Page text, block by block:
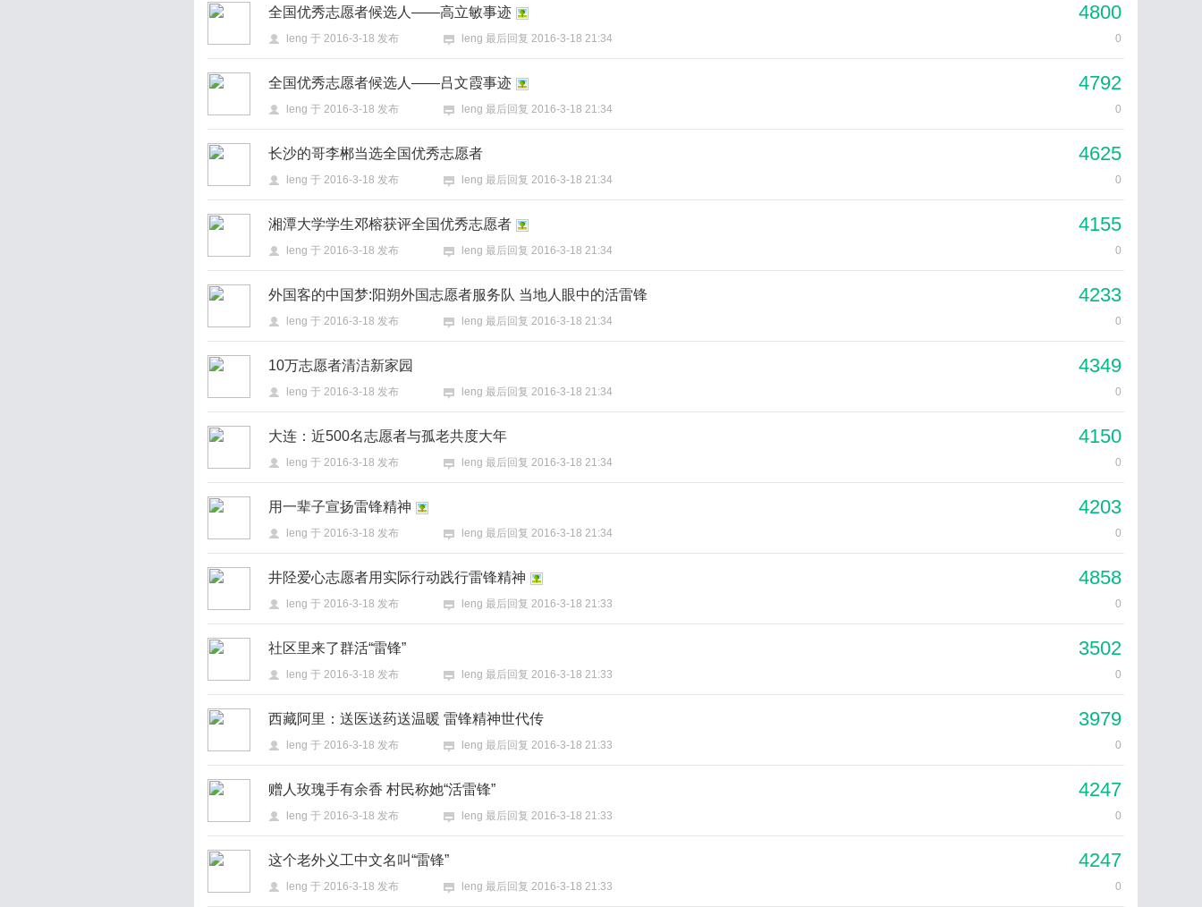
4800
全国优秀志愿者候选人——高立敏事迹
0
leng 于 2016-3-18 发布 leng 最后回复 2016-3-18 21:34
4792
全国优秀志愿者候选人——吕文霞事迹
0
leng 于 2016-3-18 发布 leng 最后回复 2016-3-18 21:34
4625
长沙的哥李郴当选全国优秀志愿者
0
leng 于 2016-3-18 发布 leng 最后回复 2016-3-18 21:34
4155
湘潭大学学生邓榕获评全国优秀志愿者
0
leng 于 2016-3-18 发布 leng 最后回复 2016-3-18 21:34
4233
外国客的中国梦:阳朔外国志愿者服务队 当地人眼中的活雷锋
0
leng 于 2016-3-18 发布 leng 最后回复 2016-3-18 21:34
4349
10万志愿者清洁新家园
0
leng 于 2016-3-18 发布 leng 最后回复 2016-3-18 21:34
4150
大连：近500名志愿者与孤老共度大年
0
leng 于 2016-3-18 发布 leng 最后回复 2016-3-18 21:34
4203
用一辈子宣扬雷锋精神
0
leng 于 2016-3-18 发布 leng 最后回复 2016-3-18 21:34
4858
井陉爱心志愿者用实际行动践行雷锋精神
0
leng 于 2016-3-18 发布 leng 最后回复 2016-3-18 21:33
3502
社区里来了群活“雷锋”
0
leng 于 2016-3-18 发布 leng 最后回复 2016-3-18 21:33
3979
西藏阿里：送医送药送温暖 雷锋精神世代传
0
leng 于 2016-3-18 发布 leng 最后回复 2016-3-18 21:33
4247
赠人玫瑰手有余香 村民称她“活雷锋”
0
leng 于 2016-3-18 发布 leng 最后回复 2016-3-18 21:33
4247
这个老外义工中文名叫“雷锋”
0
leng 于 2016-3-18 发布 leng 最后回复 2016-3-18 21:33